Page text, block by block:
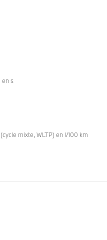
en s
mixte, WLTP) en l/100 km